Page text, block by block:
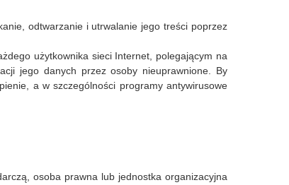
odtwarzanie i utrwalanie jego treści poprzez
użytkownika sieci Internet, polegającym na
jego danych przez osoby nieuprawnione. By
a w szczególności programy antywirusowe
osoba prawna lub jednostka organizacyjna